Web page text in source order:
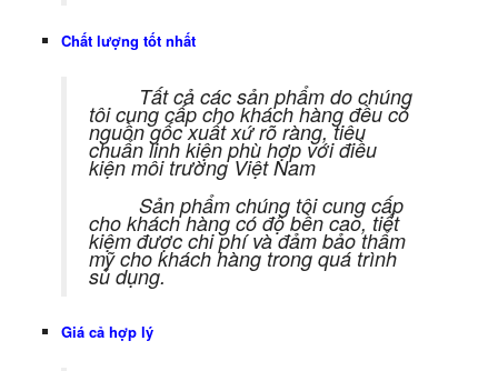
Chất lượng tốt nhất
Tất cả các sản phẩm do chúng
tôi cung cấp cho khách hàng đều có
nguồn gốc xuất xứ rõ ràng, tiêu
chuẩn linh kiện phù hợp với điều
kiện môi trường Việt Nam
Sản phẩm chúng tôi cung cấp
cho khách hàng có độ bền cao, tiết
kiệm được chi phí và đảm bảo thẩm
mỹ cho khách hàng trong quá trình
sủ dụng.
Giá cả hợp lý